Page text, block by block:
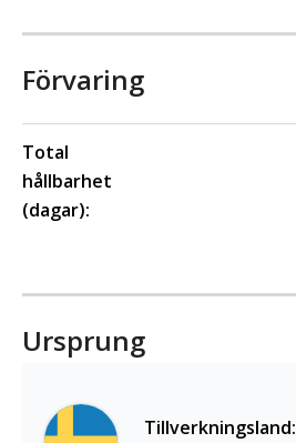
Förvaring
Total
hållbarhet
(dagar):
Ursprung
Tillverkningsland: